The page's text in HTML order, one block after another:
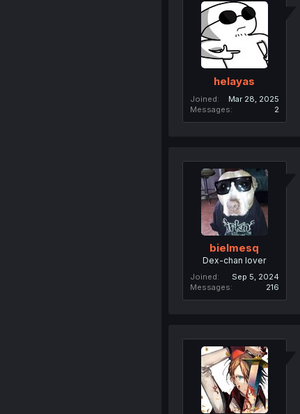
helayas
Joined
Mar 28, 2025
Messages
2
bielmesq
Dex-chan lover
Joined
Sep 5, 2024
Messages
216